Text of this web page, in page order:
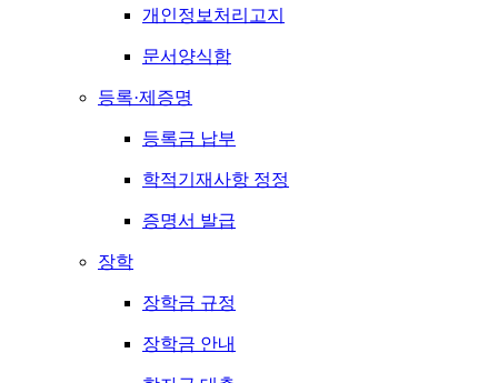
개인정보처리고지
문서양식함
등록·제증명
등록금 납부
학적기재사항 정정
증명서 발급
장학
장학금 규정
장학금 안내